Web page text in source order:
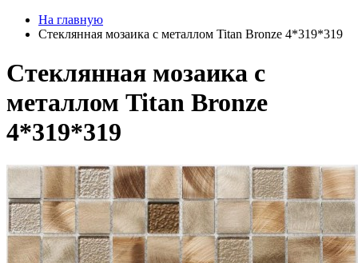
На главную
Стеклянная мозаика с металлом Titan Bronze 4*319*319
Стеклянная мозаика с
металлом Titan Bronze
4*319*319